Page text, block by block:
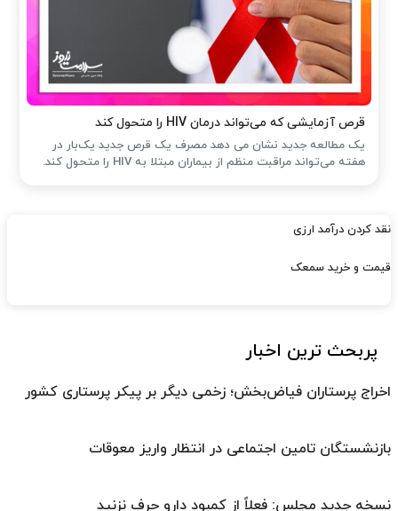
قرص آزمایشی که می‌تواند درمان HIV را متحول کند
یک مطالعه جدید نشان می دهد مصرف یک قرص جدید یک‌بار در
هفته می‌تواند مراقبت منظم از بیماران مبتلا به HIV را متحول کند.
نقد کردن درآمد ارزی
قیمت و خرید سمعک
پربحث ترین اخبار
اخراج پرستاران فیاض‌بخش؛ زخمی دیگر بر پیکر پرستاری کشور
بازنشستگان تامین اجتماعی در انتظار واریز معوقات
نسخه جدید مجلس: فعلاً از کمبود دارو حرف نزنید